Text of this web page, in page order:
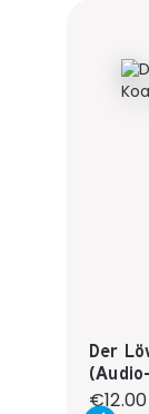
Der
€12.00